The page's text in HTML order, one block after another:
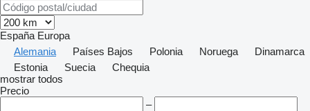
España Europa
Alemania
Países Bajos Polonia Noruega
Dinamarca
Estonia
Suecia
Chequia
mostrar todos
Precio
–